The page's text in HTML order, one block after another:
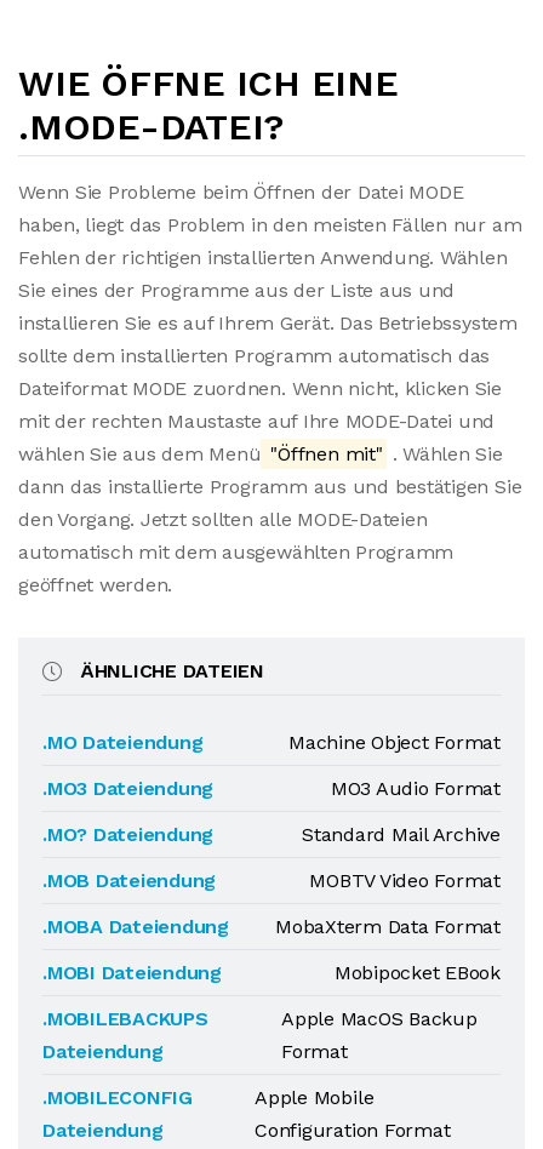
WIE ÖFFNE ICH EINE
.MODE-DATEI?
Wenn Sie Probleme beim Öffnen der Datei MODE
haben, liegt das Problem in den meisten Fällen nur am
Fehlen der richtigen installierten Anwendung. Wählen
Sie eines der Programme aus der Liste aus und
installieren Sie es auf Ihrem Gerät. Das Betriebssystem
sollte dem installierten Programm automatisch das
Dateiformat MODE zuordnen. Wenn nicht, klicken Sie
mit der rechten Maustaste auf Ihre MODE-Datei und
wählen Sie aus dem Menü "Öffnen mit" . Wählen Sie
dann das installierte Programm aus und bestätigen Sie
den Vorgang. Jetzt sollten alle MODE-Dateien
automatisch mit dem ausgewählten Programm
geöffnet werden.
ÄHNLICHE DATEIEN
.MO Dateiendung
Machine Object Format
.MO3 Dateiendung
MO3 Audio Format
.MO? Dateiendung
Standard Mail Archive
.MOB Dateiendung
MOBTV Video Format
.MOBA Dateiendung
MobaXterm Data Format
.MOBI Dateiendung
Mobipocket EBook
.MOBILEBACKUPS
Dateiendung
Apple MacOS Backup
Format
.MOBILECONFIG
Dateiendung
Apple Mobile
Configuration Format